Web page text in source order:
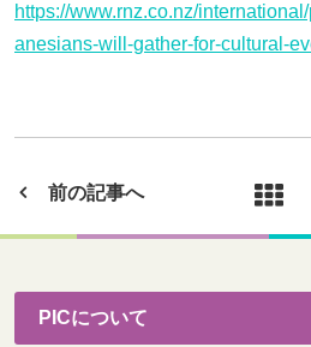
https://www.rnz.co.nz/
anesians-will-gather-for-cultural-
前の記事へ
PICについて